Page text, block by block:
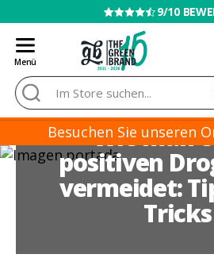
VERKAUF AN
Menü
Blog
Grow
Barato
Suche
nach:
Besuchen Sie unseren
Wie man
positiven
vermeidet:
Tricks